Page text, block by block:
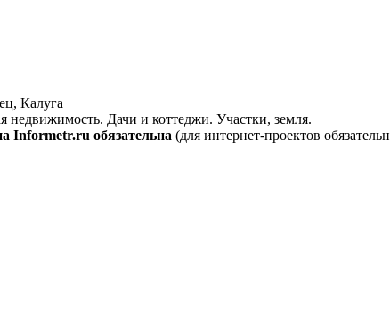
Калуга
недвижимость. Дачи и коттеджи. Участки, земля.
Informetr.ru обязательна (для интернет-проектов